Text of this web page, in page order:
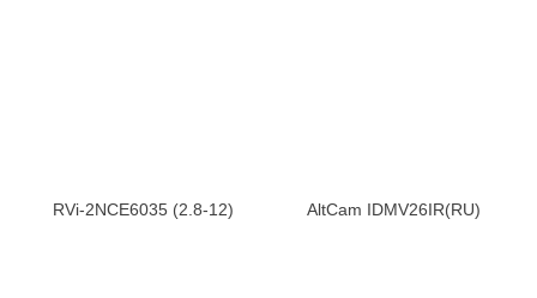
RVi-2NCE6035 (2.8-12) AltCam IDMV26IR(RU)